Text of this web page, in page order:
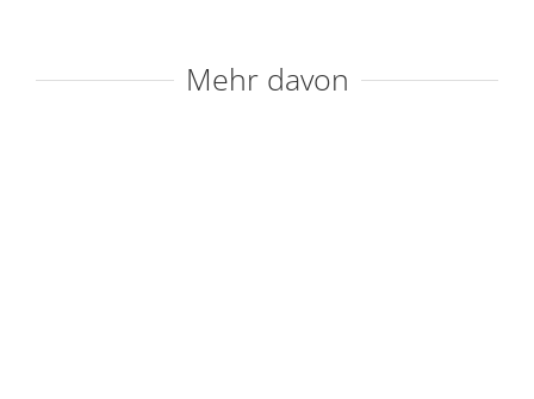
Mehr davon